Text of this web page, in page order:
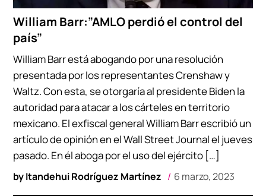
William Barr:”AMLO perdió el control del
país”
byItandehui Rodríguez Martínez 6 marzo, 2023
William Barr está abogando por una resolución
presentada por los representantes Crenshaw y
Waltz. Con esta, se otorgaría al presidente Biden la
autoridad para atacar a los cárteles en territorio
mexicano. El exfiscal general William Barr escribió un
artículo de opinión en el Wall Street Journal el jueves
pasado. En él aboga por el uso del ejército […]